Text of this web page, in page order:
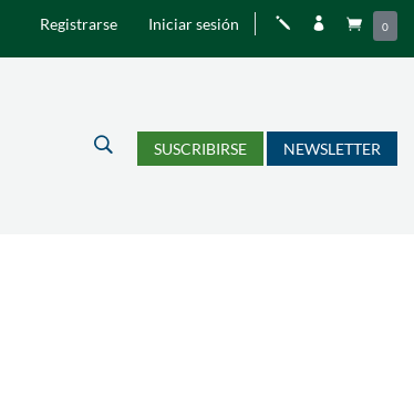
Registrarse Iniciar sesión j   0
U SUSCRIBIRSE NEWSLETTER